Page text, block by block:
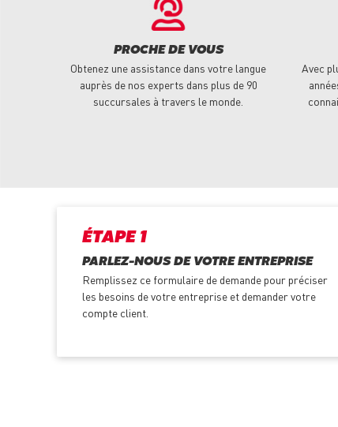
PROCHE DE VOUS
Obtenez une assistance dans votre langue
auprès de nos experts dans plus de 90
succursales à travers le monde.
Avec
ÉTAPE 1
PARLEZ-NOUS DE VOTRE ENTREPRISE
Remplissez ce formulaire de demande pour préciser
les besoins de votre entreprise et demander votre
compte client.